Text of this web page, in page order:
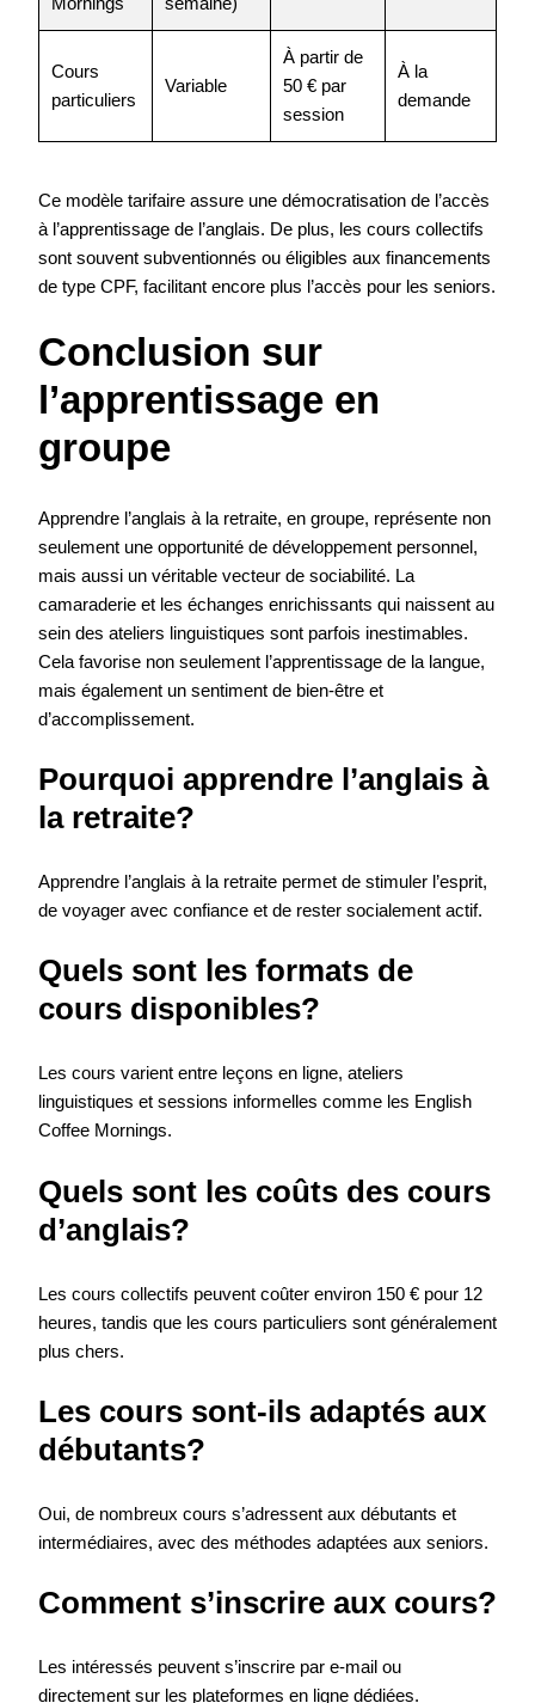
Cours
particuliers
Variable
À partir de
50 € par
session
À la
demande
Ce modèle tarifaire assure une démocratisation de l’accès
à l’apprentissage de l’anglais. De plus, les cours collectifs
sont souvent subventionnés ou éligibles aux financements
de type CPF, facilitant encore plus l’accès pour les seniors.
Conclusion sur
l’apprentissage en
groupe
Apprendre l’anglais à la retraite, en groupe, représente non
seulement une opportunité de développement personnel,
mais aussi un véritable vecteur de sociabilité. La
camaraderie et les échanges enrichissants qui naissent au
sein des ateliers linguistiques sont parfois inestimables.
Cela favorise non seulement l’apprentissage de la langue,
mais également un sentiment de bien-être et
d’accomplissement.
Pourquoi apprendre l’anglais à
la retraite?
Apprendre l’anglais à la retraite permet de stimuler l’esprit,
de voyager avec confiance et de rester socialement actif.
Quels sont les formats de
cours disponibles?
Les cours varient entre leçons en ligne, ateliers
linguistiques et sessions informelles comme les English
Coffee Mornings.
Quels sont les coûts des cours
d’anglais?
Les cours collectifs peuvent coûter environ 150 € pour 12
heures, tandis que les cours particuliers sont généralement
plus chers.
Les cours sont-ils adaptés aux
débutants?
Oui, de nombreux cours s’adressent aux débutants et
intermédiaires, avec des méthodes adaptées aux seniors.
Comment s’inscrire aux cours?
Les intéressés peuvent s’inscrire par e-mail ou
directement sur les plateformes en ligne dédiées.